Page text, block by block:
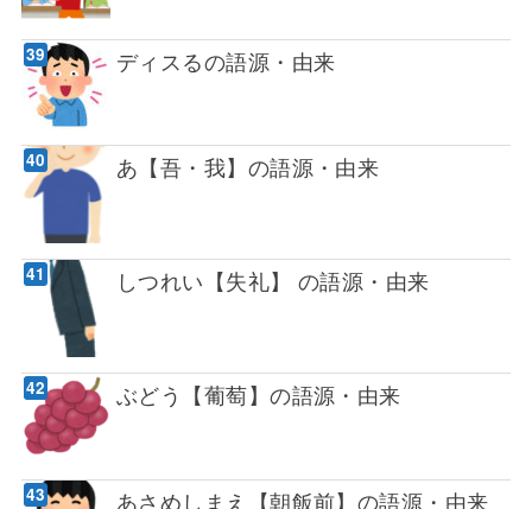
ディスるの語源・由来
あ【吾・我】の語源・由来
しつれい【失礼】 の語源・由来
ぶどう【葡萄】の語源・由来
あさめしまえ【朝飯前】の語源・由来